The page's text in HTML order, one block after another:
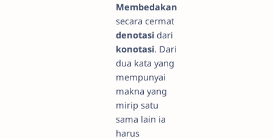
Membedakan
secara cermat
denotasi dari
konotasi. Dari
dua kata yang
mempunyai
makna yang
mirip satu
sama lain ia
harus